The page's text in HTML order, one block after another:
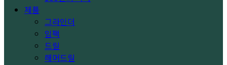
제품
그라인더
임팩
드릴
해머드릴